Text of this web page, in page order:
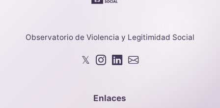
Observatorio de Violencia y Legitimidad Social
𝕏
Enlaces